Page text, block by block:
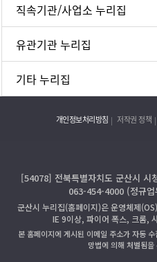
직속기관/사업소 누리집
유관기관 누리집
기타 누리집
개인정보처리방침 저작권 정책
[54078] 전북특별자치도 군산시 시
063-454-4000 (정규
군산시 누리집(홈페이지)은 운영체제
IE 9이상, 파이어 폭스, 크롬,
본 홈페이지에 게시된 이메일 주소가 자동
망법에 의해 처벌됨